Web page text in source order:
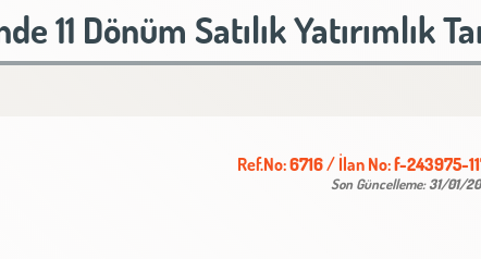
11 Dönüm Satılık Yatırımlık
Ref.No:6716/ İlan No:f-243975-
Son Güncelleme:31/01/